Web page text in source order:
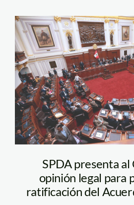
SPDA presenta al
opinión legal para
ratificación del